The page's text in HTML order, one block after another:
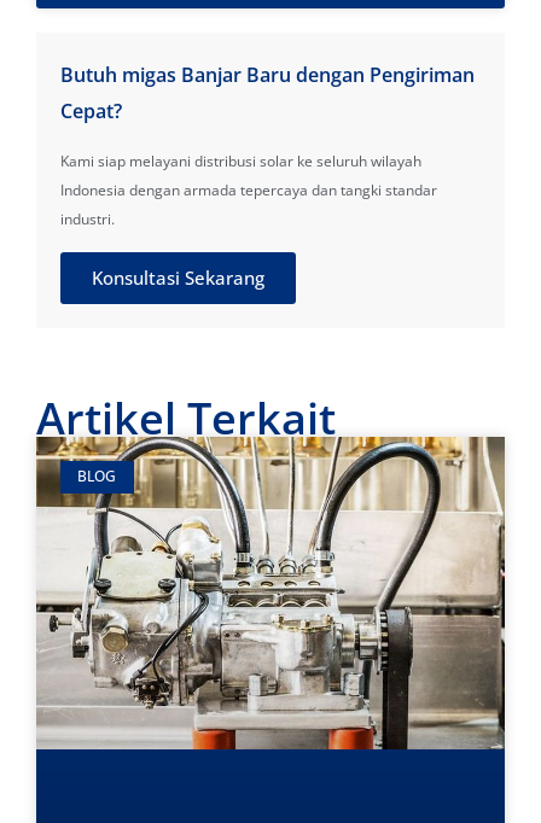
Butuh migas Banjar Baru dengan Pengiriman
Cepat?
Kami siap melayani distribusi solar ke seluruh wilayah
Indonesia dengan armada tepercaya dan tangki standar
industri.
Konsultasi Sekarang
Artikel Terkait
BLOG